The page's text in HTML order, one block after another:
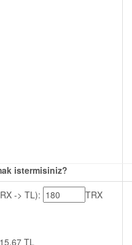
istermisiniz?
-> TL):
TRX
TL